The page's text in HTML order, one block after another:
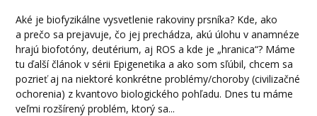
Aké je biofyzikálne vysvetlenie rakoviny prsníka? Kde, ako
a prečo sa prejavuje, čo jej prechádza, akú úlohu v anamnéze
hrajú biofotóny, deutérium, aj ROS a kde je „hranica“? Máme
tu ďalší článok v sérii Epigenetika a ako som sľúbil, chcem sa
pozrieť aj na niektoré konkrétne problémy/choroby (civilizačné
ochorenia) z kvantovo biologického pohľadu. Dnes tu máme
veľmi rozšírený problém, ktorý sa...